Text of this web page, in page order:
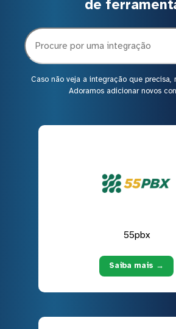
de
Caso não veja a integração que precisa,
Adoramos adicionar novos
55pbx
Saiba mais →